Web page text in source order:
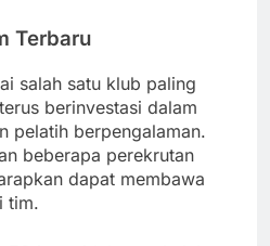
Terbaru
salah satu klub paling
berinvestasi dalam
pelatih berpengalaman.
beberapa perekrutan
dapat membawa
tim.